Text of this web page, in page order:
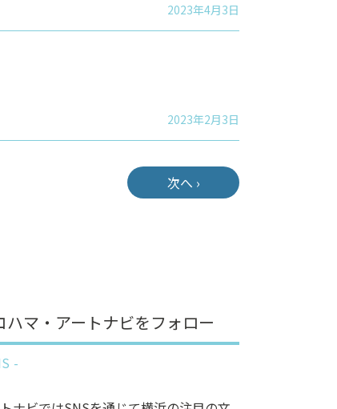
2023年4月3日
2023年2月3日
次へ ›
ハマ・アートナビをフォロー